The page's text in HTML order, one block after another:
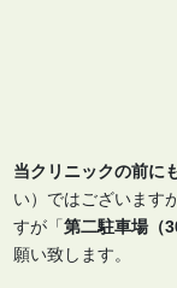
当クリニックの前に
い）ではございます
すが「第二駐車場（
願い致します。